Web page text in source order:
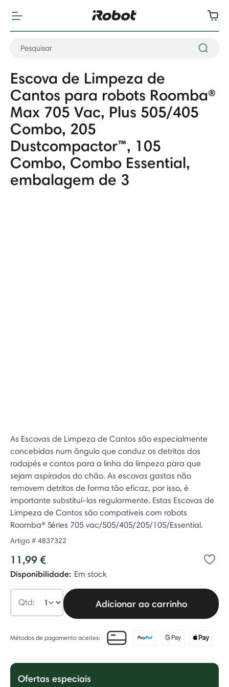
Escova de Limpeza de
Cantos para robots Roomba®
Max 705 Vac, Plus 505/405
Combo, 205
Dustcompactor™, 105
Combo, Combo Essential,
embalagem de 3
As Escovas de Limpeza de Cantos são especialmente
concebidas num ângulo que conduz os detritos dos
rodapés e cantos para a linha da limpeza para que
sejam aspirados do chão. As escovas gastas não
removem detritos de forma tão eficaz, por isso, é
importante substituí-las regularmente. Estas Escovas de
Limpeza de Cantos são compatíveis com robots
Roomba® Séries 705 vac/505/405/205/105/Essential.
Artigo # 4837322
11,99 €
Disponibilidade: Em stock
Qtd: Adicionar ao carrinho
Métodos de pagamento aceites:
Ofertas especiais